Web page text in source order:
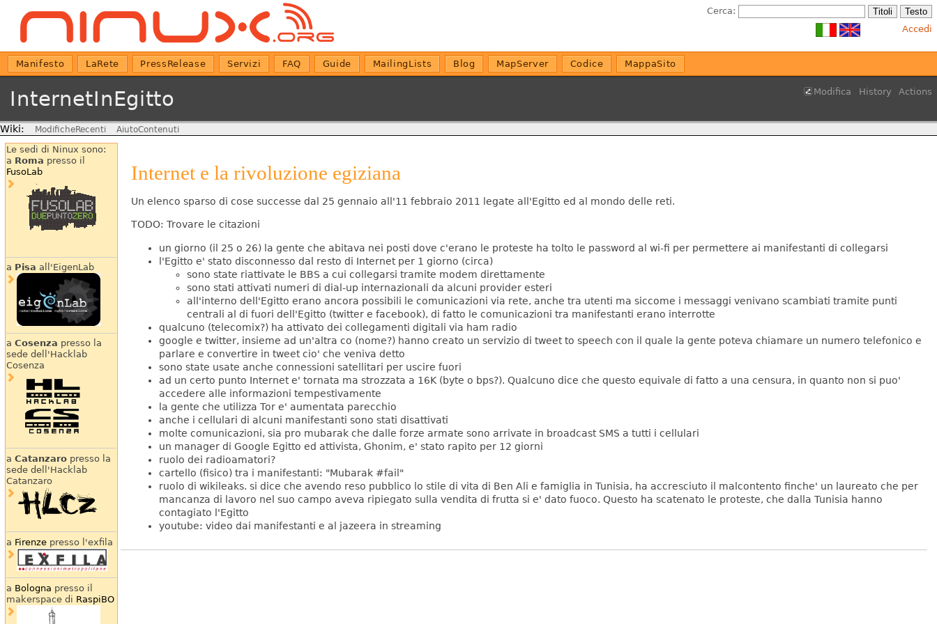
Cerca:
Accedi
Manifesto LaRete PressRelease Servizi FAQ Guide MailingLists Blog MapServer Codice MappaSito
Modifica History Actions
InternetInEgitto
Wiki: ModificheRecenti AiutoContenuti
Le sedi di Ninux sono:
a Roma presso il
FusoLab
a Pisa all'EigenLab
a Cosenza presso la
sede dell'Hacklab
Cosenza
a Catanzaropresso la
sede dell'Hacklab
Catanzaro
a Firenzepresso l'exfila
a Bologna presso il
makerspace di RaspiBO
Internet e la rivoluzione egiziana
Un elenco sparso di cose successe dal 25 gennaio all'11 febbraio 2011 legate all'Egitto ed al mondo delle reti.
TODO: Trovare le citazioni
un giorno (il 25 o 26) la gente che abitava nei posti dove c'erano le proteste ha tolto le password al wi-fi per permettere ai manifestanti di collegarsi
l'Egitto e' stato disconnesso dal resto di Internet per 1 giorno (circa)
sono state riattivate le BBS a cui collegarsi tramite modem direttamente
sono stati attivati numeri di dial-up internazionali da alcuni provider esteri
all'interno dell'Egitto erano ancora possibili le comunicazioni via rete, anche tra utenti ma siccome i messaggi venivano scambiati tramite punti
centrali al di fuori dell'Egitto (twitter e facebook), di fatto le comunicazioni tra manifestanti erano interrotte
qualcuno (telecomix?) ha attivato dei collegamenti digitali via ham radio
google e twitter, insieme ad un'altra co (nome?) hanno creato un servizio di tweet to speech con il quale la gente poteva chiamare un numero telefonico e
parlare e convertire in tweet cio' che veniva detto
sono state usate anche connessioni satellitari per uscire fuori
ad un certo punto Internet e' tornata ma strozzata a 16K (byte o bps?). Qualcuno dice che questo equivale di fatto a una censura, in quanto non si puo'
accedere alle informazioni tempestivamente
la gente che utilizza Tor e' aumentata parecchio
anche i cellulari di alcuni manifestanti sono stati disattivati
molte comunicazioni, sia pro mubarak che dalle forze armate sono arrivate in broadcast SMS a tutti i cellulari
un manager di Google Egitto ed attivista, Ghonim, e' stato rapito per 12 giorni
ruolo dei radioamatori?
cartello (fisico) tra i manifestanti: "Mubarak #fail"
ruolo di wikileaks. si dice che avendo reso pubblico lo stile di vita di Ben Ali e famiglia in Tunisia, ha accresciuto il malcontento finche' un laureato che per
mancanza di lavoro nel suo campo aveva ripiegato sulla vendita di frutta si e' dato fuoco. Questo ha scatenato le proteste, che dalla Tunisia hanno
contagiato l'Egitto
youtube: video dai manifestanti e al jazeera in streaming